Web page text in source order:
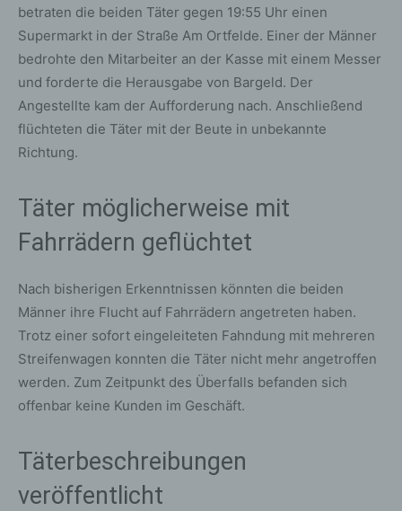
betraten die beiden Täter gegen 19:55 Uhr einen
Supermarkt in der Straße Am Ortfelde. Einer der Männer
bedrohte den Mitarbeiter an der Kasse mit einem Messer
und forderte die Herausgabe von Bargeld. Der
Angestellte kam der Aufforderung nach. Anschließend
flüchteten die Täter mit der Beute in unbekannte
Richtung.
Täter möglicherweise mit
Fahrrädern geflüchtet
Nach bisherigen Erkenntnissen könnten die beiden
Männer ihre Flucht auf Fahrrädern angetreten haben.
Trotz einer sofort eingeleiteten Fahndung mit mehreren
Streifenwagen konnten die Täter nicht mehr angetroffen
werden. Zum Zeitpunkt des Überfalls befanden sich
offenbar keine Kunden im Geschäft.
Täterbeschreibungen
veröffentlicht